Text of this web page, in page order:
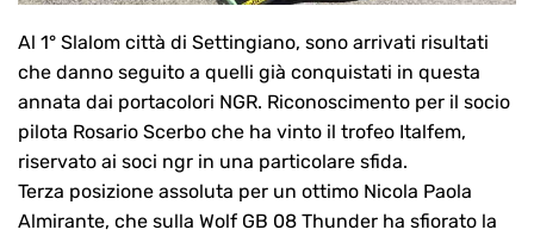
Al 1° Slalom città di Settingiano, sono arrivati risultati
che danno seguito a quelli già conquistati in questa
annata dai portacolori NGR. Riconoscimento per il socio
pilota Rosario Scerbo che ha vinto il trofeo Italfem,
riservato ai soci ngr in una particolare sfida.
Terza posizione assoluta per un ottimo Nicola Paola
Almirante, che sulla Wolf GB 08 Thunder ha sfiorato la